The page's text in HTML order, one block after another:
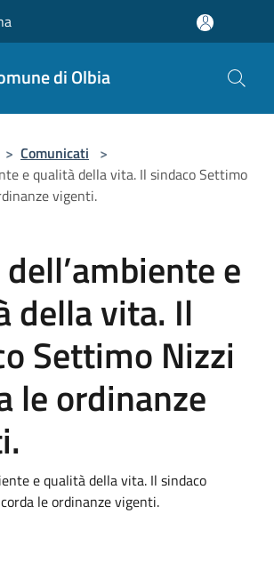
di Olbia
> Comunicati >
e qualità della vita. Il sindaco Settimo
vigenti.
e
della vita. Il
Settimo Nizzi
le ordinanze
e qualità della vita. Il sindaco
le ordinanze vigenti.